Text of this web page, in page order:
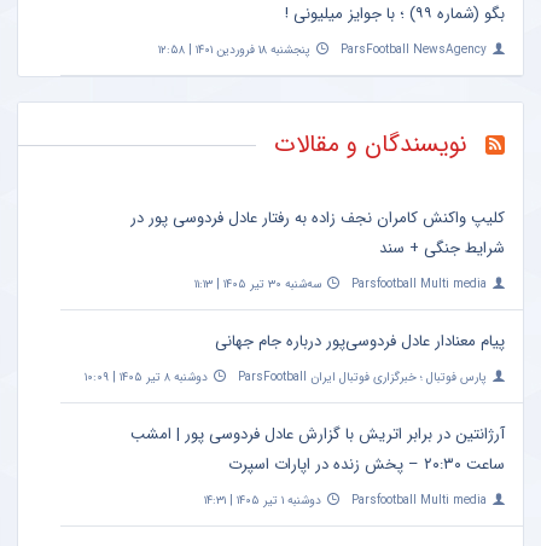
بگو (شماره ۹۹) ؛ با جوایز میلیونی !
ParsFootball NewsAgency پنجشنبه ۱۸ فروردین ۱۴۰۱ | ۱۲:۵۸
نویسندگان و مقالات
کلیپ واکنش کامران نجف زاده به رفتار عادل فردوسی پور در
شرایط جنگی + سند
Parsfootball Multi media سه‌شنبه ۳۰ تیر ۱۴۰۵ | ۱۱:۱۳
پیام معنادار عادل فردوسی‌پور درباره جام جهانی
پارس فوتبال ؛ خبرگزاری فوتبال ایران ParsFootball دوشنبه ۸ تیر ۱۴۰۵ | ۱۰:۰۹
آرژانتین در برابر اتریش با گزارش عادل فردوسی پور | امشب
ساعت ۲۰:۳۰ – پخش زنده در اپارات اسپرت
Parsfootball Multi media دوشنبه ۱ تیر ۱۴۰۵ | ۱۴:۳۱